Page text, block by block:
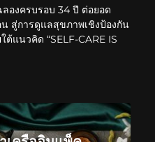
องครบรอบ 34 ปี ต่อยอด
สู่การดูแลสุขภาพเชิงป้องกัน
แนวคิด “SELF-CARE IS